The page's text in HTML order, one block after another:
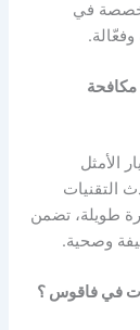
في
الأمثل
التقنيات
طويلة، تضمن
وصحية.
في فاقوس ؟